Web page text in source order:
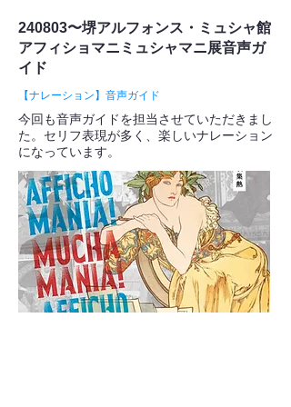
240803〜堺アルフォンス・ミュシャ館
アフィショマニミュシャマニ展音声ガ
イド
【ナレーション】音声ガイド
今回も音声ガイドを担当させていただきまし
た。セリフ表現が多く、楽しいナレーション
になっています。